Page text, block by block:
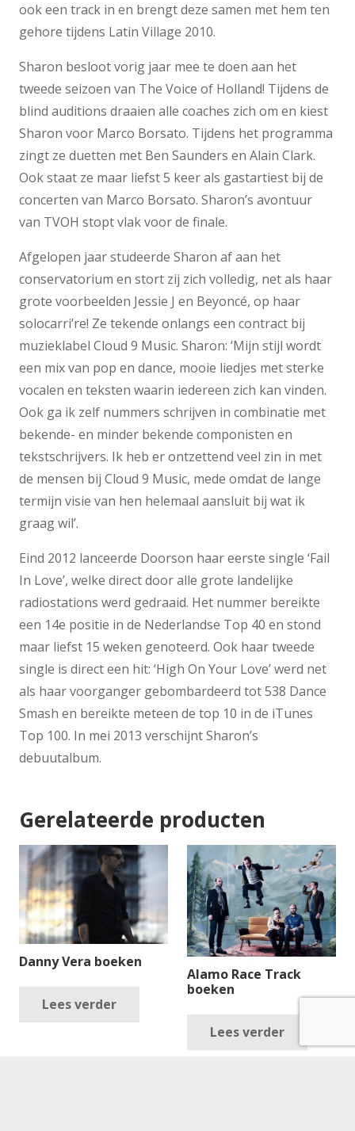
ook een track in en brengt deze samen met hem ten
gehore tijdens Latin Village 2010.
Sharon besloot vorig jaar mee te doen aan het
tweede seizoen van The Voice of Holland! Tijdens de
blind auditions draaien alle coaches zich om en kiest
Sharon voor Marco Borsato. Tijdens het programma
zingt ze duetten met Ben Saunders en Alain Clark.
Ook staat ze maar liefst 5 keer als gastartiest bij de
concerten van Marco Borsato. Sharon’s avontuur
van TVOH stopt vlak voor de finale.
Afgelopen jaar studeerde Sharon af aan het
conservatorium en stort zij zich volledig, net als haar
grote voorbeelden Jessie J en Beyoncé, op haar
solocarri’re! Ze tekende onlangs een contract bij
muzieklabel Cloud 9 Music. Sharon: ‘Mijn stijl wordt
een mix van pop en dance, mooie liedjes met sterke
vocalen en teksten waarin iedereen zich kan vinden.
Ook ga ik zelf nummers schrijven in combinatie met
bekende- en minder bekende componisten en
tekstschrijvers. Ik heb er ontzettend veel zin in met
de mensen bij Cloud 9 Music, mede omdat de lange
termijn visie van hen helemaal aansluit bij wat ik
graag wil’.
Eind 2012 lanceerde Doorson haar eerste single ‘Fail
In Love’, welke direct door alle grote landelijke
radiostations werd gedraaid. Het nummer bereikte
een 14e positie in de Nederlandse Top 40 en stond
maar liefst 15 weken genoteerd. Ook haar tweede
single is direct een hit: ‘High On Your Love’ werd net
als haar voorganger gebombardeerd tot 538 Dance
Smash en bereikte meteen de top 10 in de iTunes
Top 100. In mei 2013 verschijnt Sharon’s
debuutalbum.
Gerelateerde producten
Danny Vera boeken
Lees verder
Alamo Race Track
boeken
Lees verder